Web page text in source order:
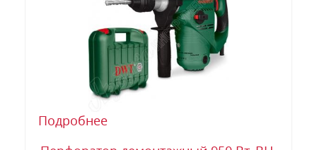
Подробнее